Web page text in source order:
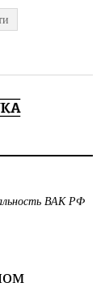
ВАК РФ